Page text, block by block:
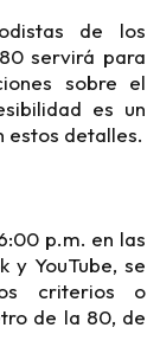
de los
servirá para
sobre el
es un
estos detalles.
p.m. en las
y YouTube, se
criterios o
de la 80, de